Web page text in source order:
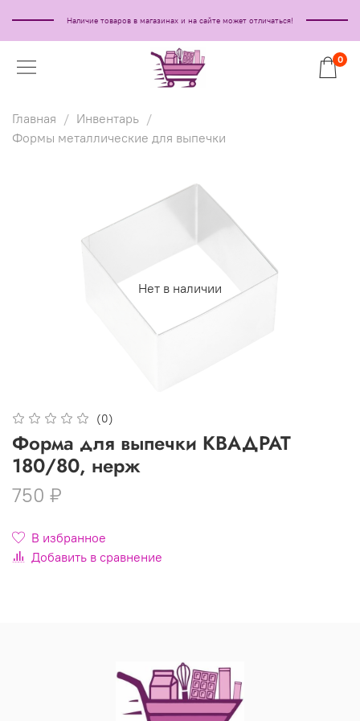
Наличие товаров в магазинах и на сайте может отличаться!
0
Главная
Инвентарь
Формы металлические для выпечки
Нет в наличии
(0)
Форма для выпечки КВАДРАТ
180/80, нерж
750 ₽
В избранное
Добавить в сравнение